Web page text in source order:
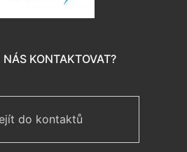
KONTAKTOVAT?
do kontaktů